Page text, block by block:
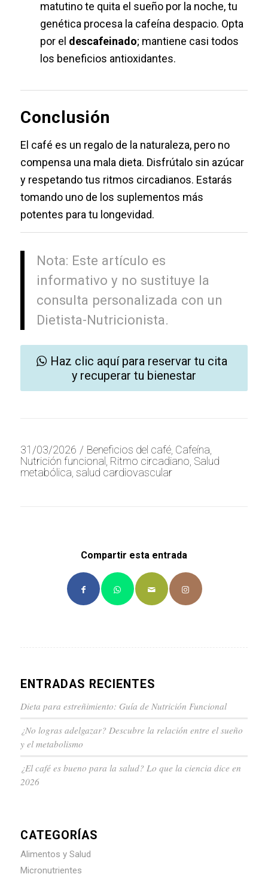
matutino te quita el sueño por la noche, tu
genética procesa la cafeína despacio. Opta
por el descafeinado; mantiene casi todos
los beneficios antioxidantes.
Conclusión
El café es un regalo de la naturaleza, pero no
compensa una mala dieta. Disfrútalo sin azúcar
y respetando tus ritmos circadianos. Estarás
tomando uno de los suplementos más
potentes para tu longevidad.
Nota: Este artículo es
informativo y no sustituye la
consulta personalizada con un
Dietista-Nutricionista.
Haz clic aquí para reservar tu cita
y recuperar tu bienestar
31/03/2026 / Beneficios del café, Cafeína
Nutrición funcional Ritmo circadiano Salud
metabólica salud cardiovascular
Compartir esta entrada
ENTRADAS RECIENTES
Dieta para estreñimiento: Guía de Nutrición Funcional
¿No logras adelgazar? Descubre la relación entre el sueño
y el metabolismo
¿El café es bueno para la salud? Lo que la ciencia dice en
2026
CATEGORÍAS
Alimentos y Salud
Micronutrientes